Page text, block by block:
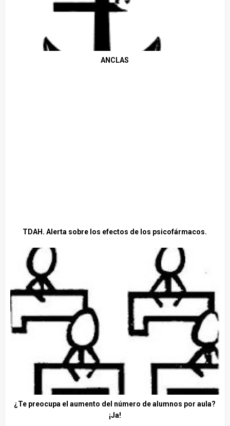
ANCLAS
TDAH. Alerta sobre los efectos de los psicofármacos.
¿Te preocupa el aumento del número de alumnos por aula?
¡Ja!